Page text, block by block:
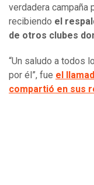
verdadera campaña
recibiendo el
de otros clubes
“Un saludo a todos
por él”, fue el
compartió en sus